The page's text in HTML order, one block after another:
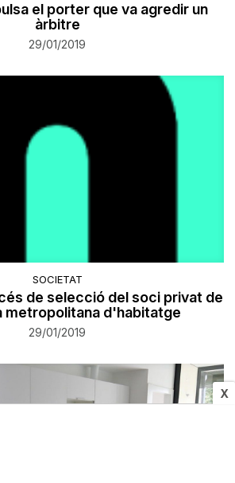
X
el porter que va agredir un
àrbitre
29/01/2019
SOCIETAT
de selecció del soci privat de
metropolitana d'habitatge
29/01/2019